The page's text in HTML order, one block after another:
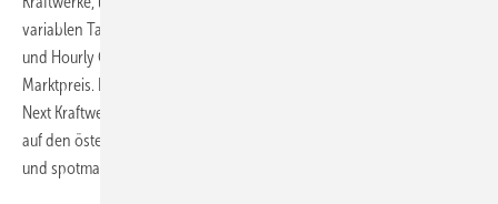
variablen Tarifen zu beliefern. Die Herausforderung beim Tarif Hourly
und Hourly Cap von Awattar ist die Abrechnung zum jeweiligen
Marktpreis. Deshalb nutzen die Wiener jetzt die Plattform Nextra von
Next Kraftwerke mit Sitz in Köln, um die Strommengen für die Kunden
auf den österreichischen und deutschen Spotmärkten zu beschaffen
und spotmarktscharf abzurechnen.